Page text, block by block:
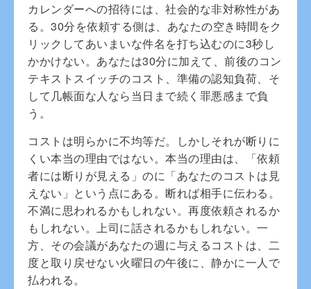
カレンダーへの招待には、社会的な非対称性があ
る。30分を依頼する側は、あなたの空き時間をク
リックしてあいまいな件名を打ち込むのに3秒し
かかけない。あなたは30分に加えて、前後のコン
テキストスイッチのコスト、準備の認知負荷、そ
して几帳面な人なら当日まで続く罪悪感まで負
う。
コストは明らかに不均等だ。しかしそれが断りに
くい本当の理由ではない。本当の理由は、「依頼
者には断りが見える」のに「あなたのコストは見
えない」という点にある。断れば相手に伝わる。
不満に思われるかもしれない。再度依頼されるか
もしれない。上司に話されるかもしれない。一
方、その会議があなたの週に与えるコストは、二
度と取り戻せない火曜日の午後に、静かに一人で
払われる。